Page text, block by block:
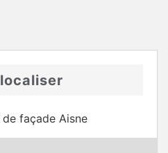
de façade Aisne